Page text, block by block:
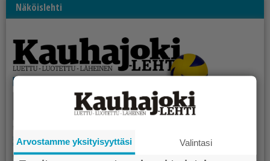
Näköislehti
Arvostamme yksityisyyttäsi Valintasi